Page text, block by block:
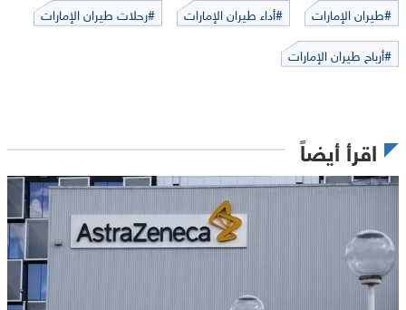
#طيران الإمارات #أداء طيران الإمارات
#رحلات طيران الإمارات
#أرباح طيران الإمارات
اقرأ أيضاً